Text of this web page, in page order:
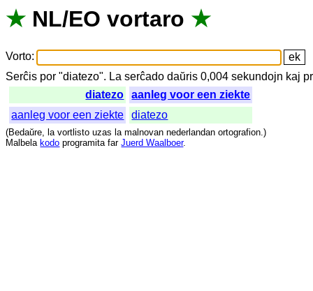
★ NL/EO vortaro ★
Vorto:
Serĉis por "diatezo". La serĉado daŭris 0,004sekundojn kaj
diatezo
aanleg voor een ziekte
aanleg voor een ziekte
diatezo
(Bedaŭre, la vortlisto uzas la malnovan nederlandan ortografion.)
Malbela kodo programita far Juerd Waalboer.